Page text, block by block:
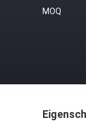
MOQ